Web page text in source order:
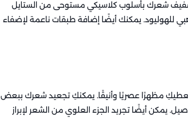
شعرك بأسلوب كلاسيكي مستوحى من الستايل
للهوليود. يمكنك أيضًا إضافة طبقات ناعمة لإضفاء
مظهرًا عصريًا وأنيقًا. يمكنكِ تجعيد شعرك ببعض
يمكن أيضًا تجريد الجزء العلوي من الشعر لإبراز